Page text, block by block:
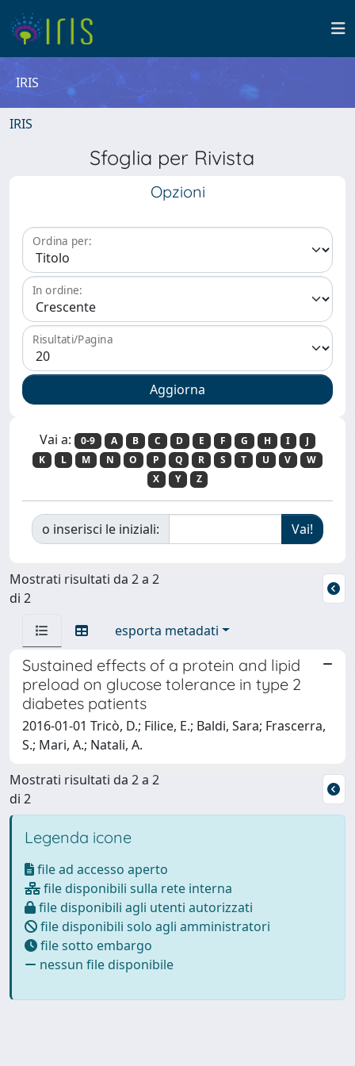
IRIS
IRIS
Sfoglia per Rivista
Opzioni
Ordina per:
In ordine:
Risultati/Pagina
Vai a: 0-9 A B C D E F G H I
J
K
L M N O P Q R S T U V
W
X
Y Z
o inserisci le iniziali:
Mostrati risultati da 2 a 2
di 2
esporta metadati
Sustained effects of a protein and lipid
preload on glucose tolerance in type 2
diabetes patients
2016-01-01 Tricò, D.; Filice, E.; Baldi, Sara; Frascerra,
S.; Mari, A.; Natali, A.
Mostrati risultati da 2 a 2
di 2
Legenda icone
file ad accesso aperto
file disponibili sulla rete interna
file disponibili agli utenti autorizzati
file disponibili solo agli amministratori
file sotto embargo
nessun file disponibile